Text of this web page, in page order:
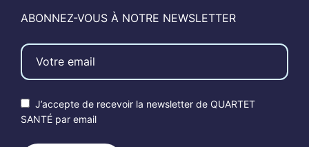
ABONNEZ-VOUS À NOTRE NEWSLETTER
J’accepte de recevoir la newsletter de QUARTET
SANTÉ par email